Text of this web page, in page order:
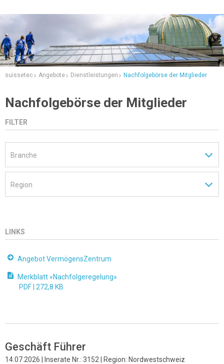
suissetec Angebote Dienstleistungen Nachfolgebörse der Mitglieder
Nachfolgebörse der Mitglieder
Geschäft Führer
14.07.2026 | Inserate Nr.: 3152 | Region: Nordwestschweiz
FILTER
LINKS
Angebot VermögensZentrum
Merkblatt «Nachfolgeregelung»
PDF | 272,8 KB